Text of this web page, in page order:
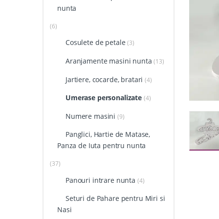
nunta
(6)
Cosulete de petale (3)
Aranjamente masini nunta (13)
Jartiere, cocarde, bratari (4)
Umerase personalizate (4)
Numere masini (9)
Panglici, Hartie de Matase,
Panza de Iuta pentru nunta
(37)
Panouri intrare nunta (4)
Seturi de Pahare pentru Miri si
Nasi